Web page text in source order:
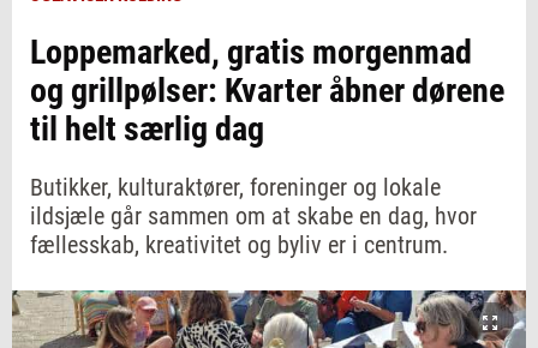
Loppemarked, gratis morgenmad
og grillpølser: Kvarter åbner dørene
til helt særlig dag
Butikker, kulturaktører, foreninger og lokale
ildsjæle går sammen om at skabe en dag, hvor
fællesskab, kreativitet og byliv er i centrum.